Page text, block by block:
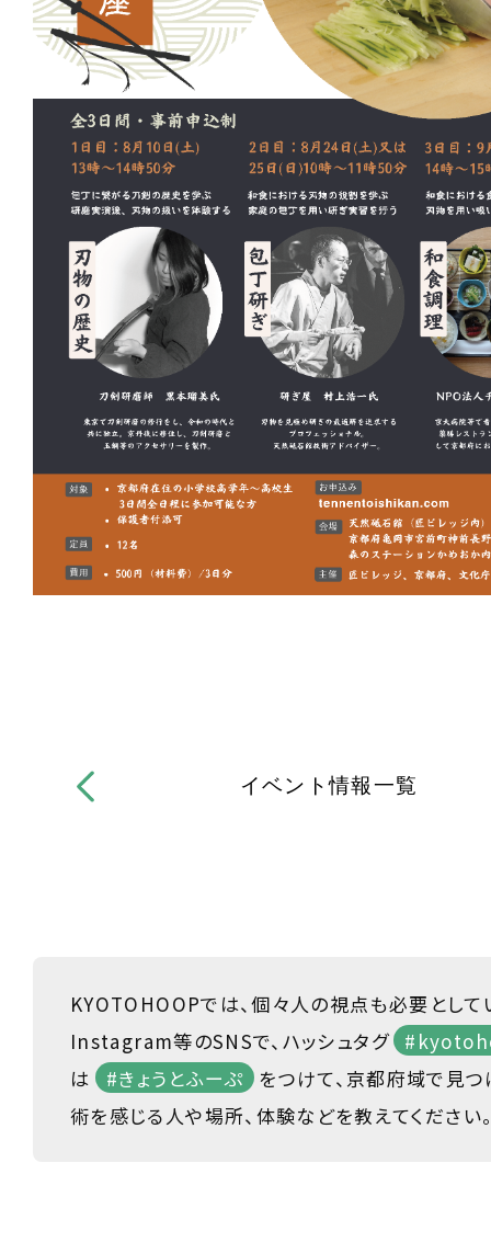
イベント情報一覧
KYOTOHOOPでは、個々人の視点も必要として
Instagram等のSNSで、ハッシュタグ
は
#きょうとふーぷ
をつけて、京都府域で見
術を感じる人や場所、体験などを教えてください